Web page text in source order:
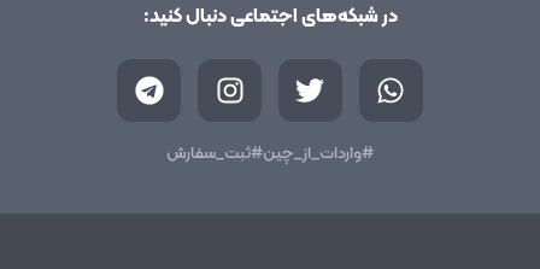
در شبکه‌های اجتماعی دنبال کنید:
W
h
a
T
w
t
e
I
n
t
g
T
e
r
#واردات_از_چین#ثبت_سفارش